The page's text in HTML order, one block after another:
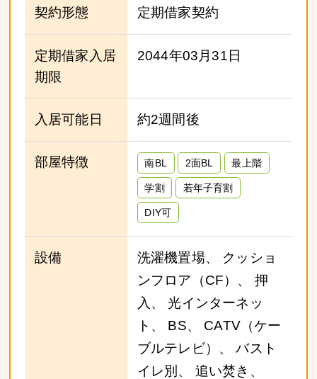
契約形態 定期借家契約
定期借家入居
期限
2044年03月31日
入居可能日 約2週間後
部屋特徴 南BL 2面BL 最上階
学割 若年子育割
DIY可
設備
洗濯機置場、 クッショ
ンフロア（CF）、 押
入、 光インターネッ
ト、 BS、 CATV（ケー
ブルテレビ）、 バスト
イレ別、 追い焚き、